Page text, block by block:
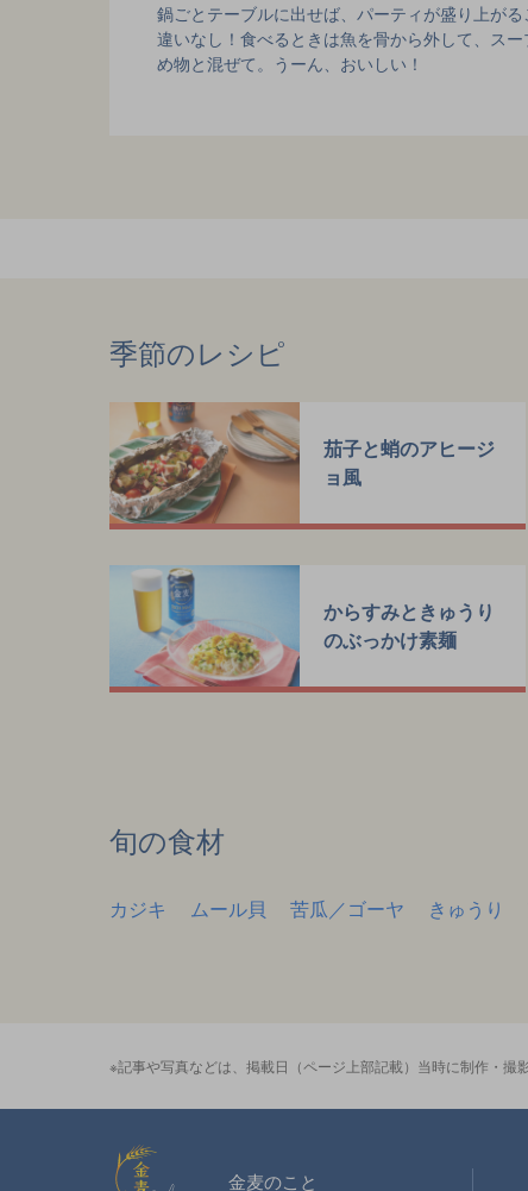
鍋ごとテーブルに出せば、パーティが盛り上がる
違いなし！食べるときは魚を骨から外して、ス
め物と混ぜて。うーん、おいしい！
季節のレシピ
茄子と蛸のアヒージ
ョ風
からすみときゅうり
のぶっかけ素麺
旬の食材
カジキ ムール貝 苦瓜／ゴーヤ きゅうり
※記事や写真などは、掲載日（ページ上部記載）当時に制作・撮
金麦のこと